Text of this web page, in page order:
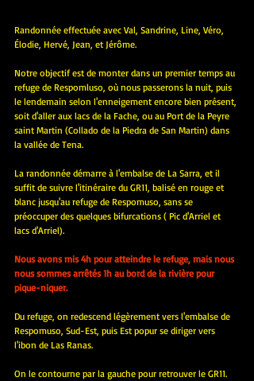
Randonnée effectuée avec Val, Sandrine, Line, Véro,
Élodie, Hervé, Jean, et Jérôme.
Notre objectif est de monter dans un premier temps au
refuge de Respomluso, où nous passerons la nuit, puis
le lendemain selon l'enneigement encore bien présent,
soit d'aller aux lacs de la Fache, ou au Port de la Peyre
saint Martin (Collado de la Piedra de San Martin) dans
la vallée de Tena.
La randonnée démarre à l'embalse de La Sarra, et il
suffit de suivre l'itinéraire du GR11, balisé en rouge et
blanc jusqu'au refuge de Respomuso, sans se
préoccuper des quelques bifurcations ( Pic d'Arriel et
lacs d'Arriel).
Nous avons mis 4h pour atteindre le refuge, mais nous
nous sommes arrêtés 1h au bord de la rivière pour
pique-niquer.
Du refuge, on redescend légèrement vers l'embalse de
Respomuso, Sud-Est, puis Est popur se diriger vers
l'ibon de Las Ranas.
On le contourne par la gauche pour retrouver le GR11.